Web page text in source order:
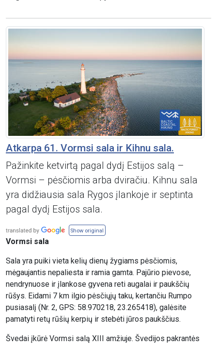
Atkarpa 61. Vormsi sala ir Kihnu sala.
Pažinkite ketvirtą pagal dydį Estijos salą –
Vormsi – pėsčiomis arba dviračiu. Kihnu sala
yra didžiausia sala Rygos įlankoje ir septinta
pagal dydį Estijos sala.
Show original
Vormsi sala
Sala yra puiki vieta kelių dienų žygiams pėsčiomis,
mėgaujantis nepaliesta ir ramia gamta. Pajūrio pievose,
nendrynuose ir įlankose gyvena reti augalai ir paukščių
rūšys. Eidami 7 km ilgio pėsčiųjų taku, kertančiu Rumpo
pusiasalį (Nr. 2, GPS: 58.970218, 23.265418), galėsite
pamatyti retų rūšių kerpių ir stebėti jūros paukščius.
Švedai įkūrė Vormsi salą XIII amžiuje. Švedijos pakrantės